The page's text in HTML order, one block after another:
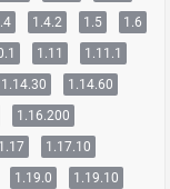
1.4.2 1.5
1.6
1.11
1.11.1
1.14.30
1.14.60
1.16.200
1.17
1.17.10
1.19.0
1.19.10